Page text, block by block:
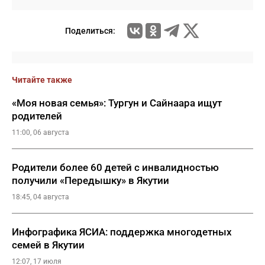
Поделиться:
Читайте также
«Моя новая семья»: Тургун и Сайнаара ищут
родителей
11:00, 06 августа
Родители более 60 детей с инвалидностью
получили «Передышку» в Якутии
18:45, 04 августа
Инфографика ЯСИА: поддержка многодетных
семей в Якутии
12:07, 17 июля